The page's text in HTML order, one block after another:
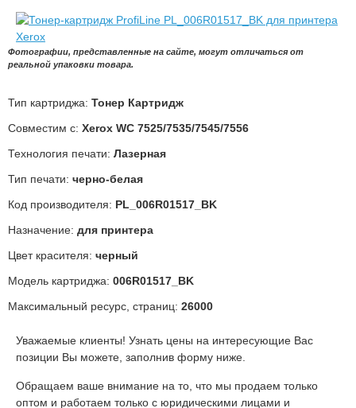
Фотографии, представленные на сайте, могут отличаться от
реальной упаковки товара.
Тип картриджа: Тонер Картридж
Совместим с: Xerox WC 7525/7535/7545/7556
Технология печати: Лазерная
Тип печати: черно-белая
Код производителя: PL_006R01517_BK
Назначение: для принтера
Цвет красителя: черный
Модель картриджа: 006R01517_BK
Максимальный ресурс, страниц: 26000
Уважаемые клиенты! Узнать цены на интересующие Вас
позиции Вы можете, заполнив форму ниже.
Обращаем ваше внимание на то, что мы продаем только
оптом и работаем только с юридическими лицами и